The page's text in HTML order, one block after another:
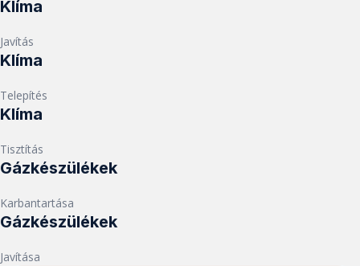
Klíma
Javítás
Klíma
Telepítés
Klíma
Tisztítás
Gázkészülékek
Karbantartása
Gázkészülékek
Javítása